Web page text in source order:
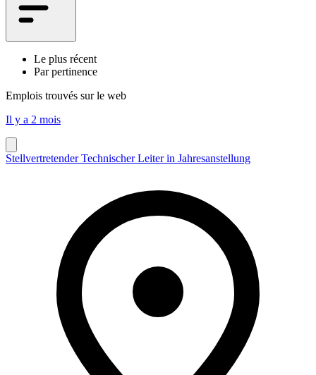
Le plus récent
Par pertinence
Emplois trouvés sur le web
Il y a 2 mois
Stellvertretender Technischer Leiter in Jahresanstellung